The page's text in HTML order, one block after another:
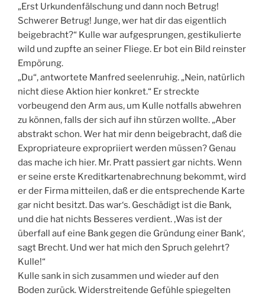
„Erst Urkundenfälschung und dann noch Betrug!
Schwerer Betrug! Junge, wer hat dir das eigentlich
beigebracht?“ Kulle war aufgesprungen, gestikulierte
wild und zupfte an seiner Fliege. Er bot ein Bild reinster
Empörung.
„Du“, antwortete Manfred seelenruhig. „Nein, natürlich
nicht diese Aktion hier konkret.“ Er streckte
vorbeugend den Arm aus, um Kulle notfalls abwehren
zu können, falls der sich auf ihn stürzen wollte. „Aber
abstrakt schon. Wer hat mir denn beigebracht, daß die
Expropriateure expropriiert werden müssen? Genau
das mache ich hier. Mr. Pratt passiert gar nichts. Wenn
er seine erste Kreditkartenabrechnung bekommt, wird
er der Firma mitteilen, daß er die entsprechende Karte
gar nicht besitzt. Das war‘s. Geschädigt ist die Bank,
und die hat nichts Besseres verdient. ‚Was ist der
überfall auf eine Bank gegen die Gründung einer Bank‘,
sagt Brecht. Und wer hat mich den Spruch gelehrt?
Kulle!“
Kulle sank in sich zusammen und wieder auf den
Boden zurück. Widerstreitende Gefühle spiegelten